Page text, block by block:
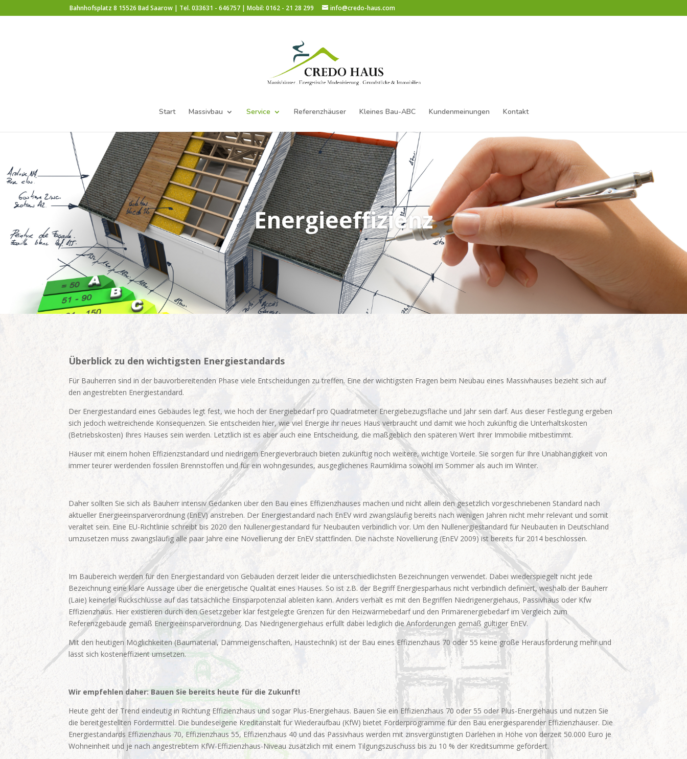
Bahnhofsplatz 8 15526 Bad Saarow | Tel. 033631 - 646757 | Mobil: 0162 - 21 28 299 info@credo-haus.com
Start Massivbau Service Referenzhäuser Kleines Bau-ABC Kundenmeinungen Kontakt
Energieeffizienz
Überblick zu den wichtigsten Energiestandards
Für Bauherren sind in der bauvorbereitenden Phase viele Entscheidungen zu treffen. Eine der wichtigsten Fragen beim Neubau eines Massivhauses bezieht sich auf
den angestrebten Energiestandard.
Der Energiestandard eines Gebäudes legt fest, wie hoch der Energiebedarf pro Quadratmeter Energiebezugsfläche und Jahr sein darf. Aus dieser Festlegung ergeben
sich jedoch weitreichende Konsequenzen. Sie entscheiden hier, wie viel Energie ihr neues Haus verbraucht und damit wie hoch zukünftig die Unterhaltskosten
(Betriebskosten) Ihres Hauses sein werden. Letztlich ist es aber auch eine Entscheidung, die maßgeblich den späteren Wert Ihrer Immobilie mitbestimmt.
Häuser mit einem hohen Effizienzstandard und niedrigem Energieverbrauch bieten zukünftig noch weitere, wichtige Vorteile. Sie sorgen für Ihre Unabhängigkeit von
immer teurer werdenden fossilen Brennstoffen und für ein wohngesundes, ausgeglichenes Raumklima sowohl im Sommer als auch im Winter.
Daher sollten Sie sich als Bauherr intensiv Gedanken über den Bau eines Effizienzhauses machen und nicht allein den gesetzlich vorgeschriebenen Standard nach
aktueller Energieeinsparverordnung (EnEV) anstreben. Der Energiestandard nach EnEV wird zwangsläufig bereits nach wenigen Jahren nicht mehr relevant und somit
veraltet sein. Eine EU-Richtlinie schreibt bis 2020 den Nullenergiestandard für Neubauten verbindlich vor. Um den Nullenergiestandard für Neubauten in Deutschland
umzusetzen muss zwangsläufig alle paar Jahre eine Novellierung der EnEV stattfinden. Die nächste Novellierung (EnEV 2009) ist bereits für 2014 beschlossen.
Im Baubereich werden für den Energiestandard von Gebäuden derzeit leider die unterschiedlichsten Bezeichnungen verwendet. Dabei wiederspiegelt nicht jede
Bezeichnung eine klare Aussage über die energetische Qualität eines Hauses. So ist z.B. der Begriff Energiesparhaus nicht verbindlich definiert, weshalb der Bauherr
(Laie) keinerlei Rückschlüsse auf das tatsächliche Einsparpotenzial ableiten kann. Anders verhält es mit den Begriffen Niedrigenergiehaus, Passivhaus oder Kfw
Effizienzhaus. Hier existieren durch den Gesetzgeber klar festgelegte Grenzen für den Heizwärmebedarf und den Primärenergiebedarf im Vergleich zum
Referenzgebäude gemäß Energieeinsparverordnung. Das Niedrigenergiehaus erfüllt dabei lediglich die Anforderungen gemäß gültiger EnEV.
Mit den heutigen Möglichkeiten (Baumaterial, Dämmeigenschaften, Haustechnik) ist der Bau eines Effizienzhaus 70 oder 55 keine große Herausforderung mehr und
lässt sich kosteneffizient umsetzen.
Wir empfehlen daher: Bauen Sie bereits heute für die Zukunft!
Heute geht der Trend eindeutig in Richtung Effizienzhaus und sogar Plus-Energiehaus. Bauen Sie ein Effizienzhaus 70 oder 55 oder Plus-Energiehaus und nutzen Sie
die bereitgestellten Fördermittel. Die bundeseigene Kreditanstalt für Wiederaufbau (KfW) bietet Förderprogramme für den Bau energiesparender Effizienzhäuser. Die
Energiestandards Effizienzhaus 70, Effizienzhaus 55, Effizienzhaus 40 und das Passivhaus werden mit zinsvergünstigten Darlehen in Höhe von derzeit 50.000 Euro je
Wohneinheit und je nach angestrebtem KfW-Effizienzhaus-Niveau zusätzlich mit einem Tilgungszuschuss bis zu 10 % der Kreditsumme gefördert.